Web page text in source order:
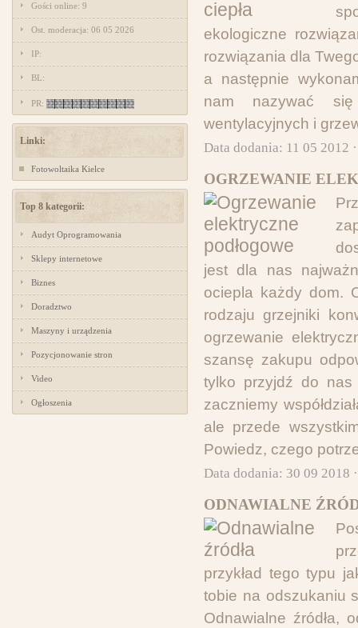
Gości online: 9
Ost. moderacja: 06 05 2026
IP:
BL:
PR:
Linki:
Fotowoltaika Kielce
Top 8 kategorii:
Audyt Oprogramowania
Sklepy internetowe
Biznes
Doradztwo
Maszyny i urządzenia
Pozycjonowanie stron
Video
Ogłoszenia
ekologiczne
rozwiązania dla
a następnie
nam nazywać się
wentylacyjnych i
Data dodania: 11 05 2012
OGRZEWANIE
jest dla nas
ociepla każdy dom.
rodzaju grzejniki
ogrzewanie
szansę zakupu
tylko przyjdź do nas
zaczniemy
ale przede
Powiedz, czego
Data dodania: 30 09 2018
ODNAWIALNE
przykład tego typu
tobie na odszukaniu
Odnawialne źródła,